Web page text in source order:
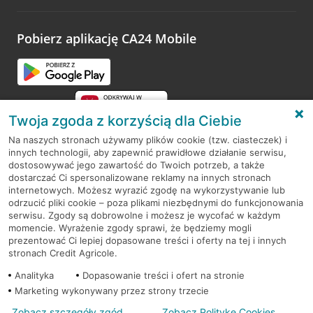
opinie.
Pobierz aplikację CA24 Mobile
RODO
Regulamin serwisu
Mapa serwisu
PolitykaCookies
Twoja zgoda z korzyścią dla Ciebie
Na naszych stronach używamy plików cookie (tzw. ciasteczek) i
innych technologii, aby zapewnić prawidłowe działanie serwisu,
dostosowywać jego zawartość do Twoich potrzeb, a także
dostarczać Ci spersonalizowane reklamy na innych stronach
internetowych. Możesz wyrazić zgodę na wykorzystywanie lub
odrzucić pliki cookie – poza plikami niezbędnymi do funkcjonowania
serwisu. Zgody są dobrowolne i możesz je wycofać w każdym
momencie. Wyrażenie zgody sprawi, że będziemy mogli
prezentować Ci lepiej dopasowane treści i oferty na tej i innych
stronach Credit Agricole.
Analityka
Dopasowanie treści i ofert na stronie
Marketing wykonywany przez strony trzecie